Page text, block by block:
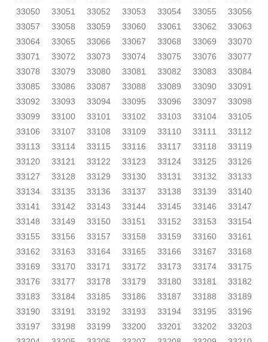
33050
33051 33052 33053 33054 33055
33056
33057
33058 33059 33060 33061 33062
33063
33064
33065 33066 33067 33068 33069
33070
33071
33072 33073 33074 33075 33076
33077
33078
33079 33080 33081 33082 33083
33084
33085
33086 33087 33088 33089 33090
33091
33092
33093 33094 33095 33096 33097
33098
33099
33100 33101 33102 33103 33104
33105
33106
33107 33108 33109 33110 33111
33112
33113
33114 33115 33116 33117 33118
33119
33120
33121 33122 33123 33124 33125
33126
33127
33128 33129 33130 33131 33132
33133
33134
33135 33136 33137 33138 33139
33140
33141
33142 33143 33144 33145 33146
33147
33148
33149 33150 33151 33152 33153
33154
33155
33156 33157 33158 33159 33160
33161
33162
33163 33164 33165 33166 33167
33168
33169
33170 33171 33172 33173 33174
33175
33176
33177 33178 33179 33180 33181
33182
33183
33184 33185 33186 33187 33188
33189
33190
33191 33192 33193 33194 33195
33196
33197
33198 33199 33200 33201 33202
33203